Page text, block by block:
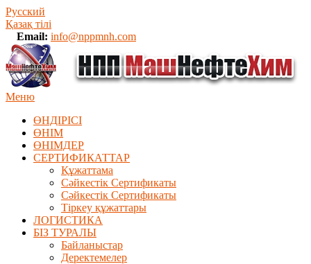
Русский
Қазақ тілі
Email: info@nppmnh.com
Меню
ӨНДІРІСІ
ӨНІМ
ӨHIМДЕР
СЕРТИФИКАТТАР
Құжаттама
Сәйкестік Сертификаты
Сәйкестік Сертификаты
Тіркеу құжаттары
ЛОГИСТИКА
БІЗ ТУРАЛЫ
Байланыстар
Деректемелер